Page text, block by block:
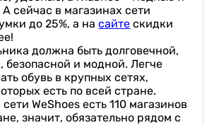
сейчас в магазинах сети
до 25%, а насайте скидки
должна быть долговечной,
безопасной и модной. Легче
обувь в крупных сетях,
есть по всей стране.
WeShoes есть 110 магазинов
значит, обязательно рядом с